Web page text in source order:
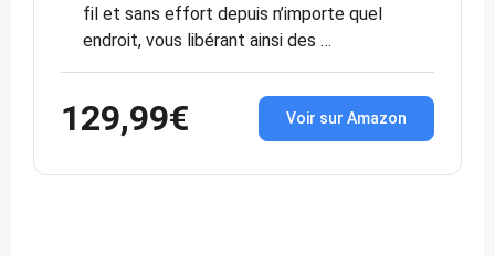
fil et sans effort depuis n’importe quel
endroit, vous libérant ainsi des …
129,99€ Voir sur Amazon